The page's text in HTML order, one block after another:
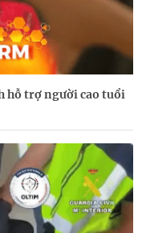
hỗ trợ người cao tuổi